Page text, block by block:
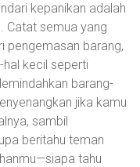
kepanikan adalah
Catat semua yang
pengemasan barang,
hal kecil seperti
barang-
jika kamu
sambil
beritahu teman
tahu